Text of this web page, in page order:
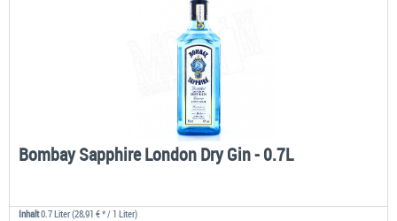
Bombay Sapphire London Dry Gin - 0.7L
Inhalt0.7 Liter(28,91 € * / 1 Liter)